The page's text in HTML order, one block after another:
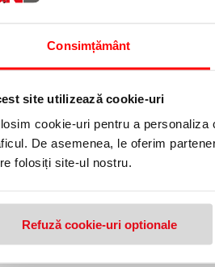
Consimțământ
site utilizează cookie-uri
cookie-uri pentru a
De asemenea, le oferim
folosiți site-ul nostru.
Refuză cookie-uri optionale
cm
cicluri)
livreaza demontat, piston cu gaz
PATRIK, GRI
care comenteaza acest produs!